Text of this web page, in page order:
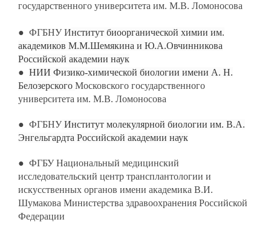
государственного университета им. М.В. Ломоносова
● ФГБНУ Институт биоорганической химии им.
академиков М.М.Шемякина и Ю.А.Овчинникова
Российской академии наук
● НИИ Физико-химической биологии имени А. Н.
Белозерского Московского государственного
университета им. М.В. Ломоносова
● ФГБНУ Институт молекулярной биологии им. В.А.
Энгельгардта Российской академии наук
● ФГБУ Национальный медицинский
исследовательский центр трансплантологии и
искусственных органов имени академика В.И.
Шумакова Министерства здравоохранения Российской
Федерации